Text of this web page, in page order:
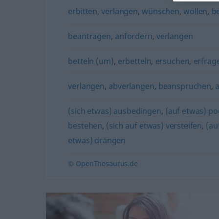
erbitten,verlangen,wünschen,wollen,
beantragen, anfordern, verlangen
betteln (um), erbetteln, ersuchen,
verlangen, abverlangen, beanspruchen,
(sich etwas) ausbedingen, (auf etwas)
bestehen, (sich auf etwas) versteifen,
etwas) drängen
© OpenThesaurus.de